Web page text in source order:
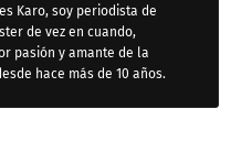
Karo, soy periodista de
de vez en cuando,
pasión y amante de la
hace más de 10 años.